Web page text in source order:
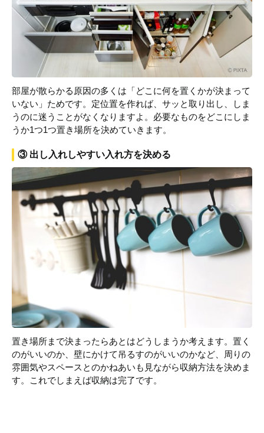
部屋が散らかる原因の多くは「どこに何を置くかが決まって
いない」ためです。定位置を作れば、サッと取り出し、しま
うのに迷うことがなくなりますよ。必要なものをどこにしま
うか1つ1つ置き場所を決めていきます。
③ 出し入れしやすい入れ方を決める
置き場所まで決まったらあとはどうしまうか考えます。置く
のがいいのか、壁にかけて吊るすのがいいのかなど、周りの
雰囲気やスペースとのかねあいも見ながら収納方法を決めま
す。これでしまえば収納は完了です。